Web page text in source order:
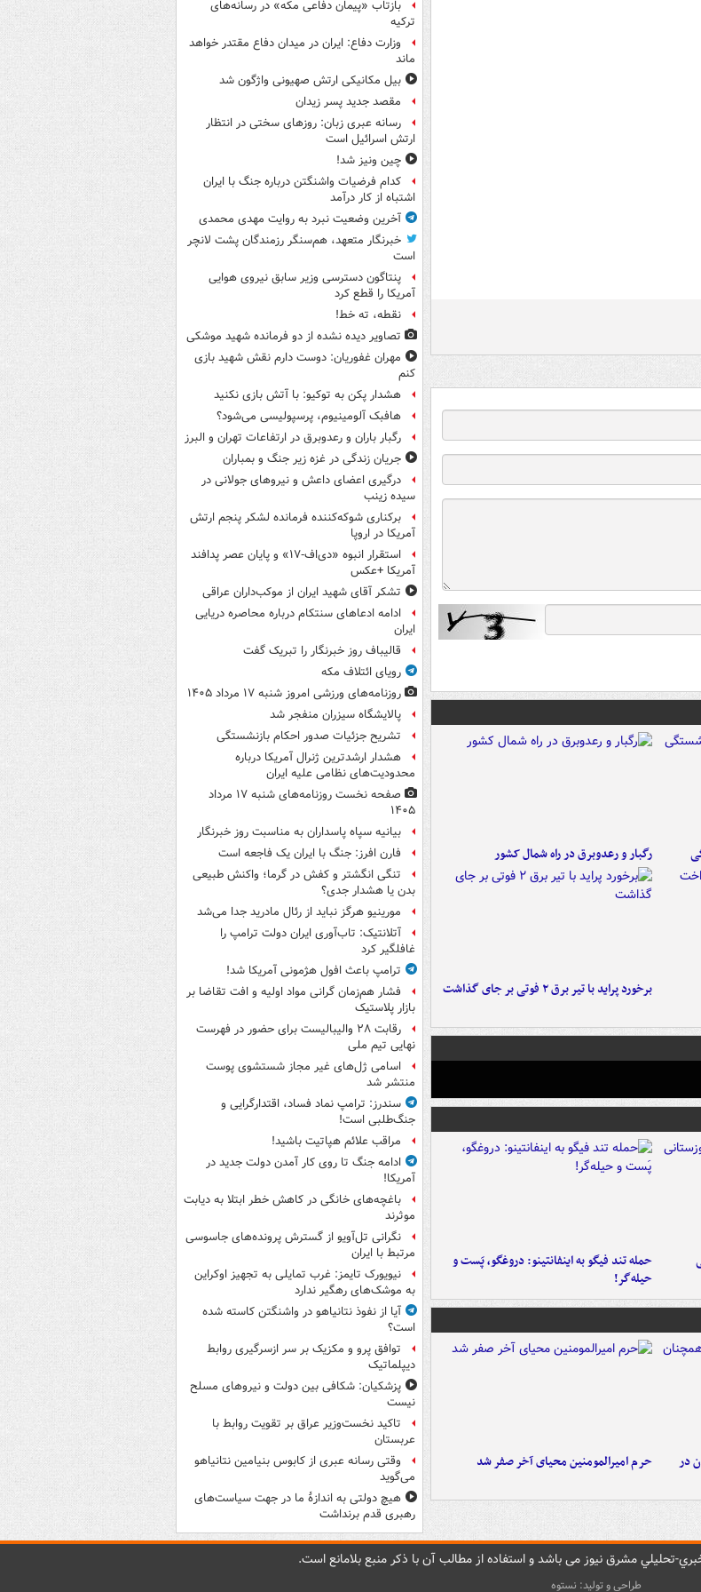
رگبار و رعدوبرق در راه شمال کشور
برخورد پراید با تیر برق ۲ فوتی بر جای گذاشت
حمله تند فیگو به اینفانتینو: دروغگو، پَست‌ و
حیله‌گر!
در
حرم امیرالمومنین محیای آخر صفر شد
بازتاب «پیمان دفاعی مکه» در رسانه‌های
ترکیه
وزارت دفاع: ایران در میدان دفاع مقتدر خواهد
ماند
بیل مکانیکی ارتش صهیونی واژگون شد
مقصد جدید پسر زیدان
رسانه عبری زبان: روزهای سختی در انتظار
ارتش اسرائیل است
چین ونیز شد!
کدام فرضیات واشنگتن درباره جنگ با ایران
اشتباه از کار درآمد
آخرین وضعیت نبرد به روایت مهدی محمدی
خبرنگار متعهد، هم‌سنگر رزمندگان پشت لانچر
است
پنتاگون دسترسی وزیر سابق نیروی هوایی
آمریکا را قطع کرد
نقطه، ته خط!
تصاویر دیده‌ نشده از دو فرمانده شهید موشکی
مهران غفوریان: دوست دارم نقش شهید بازی
کنم
هشدار پکن به توکیو: با آتش بازی نکنید
هافبک آلومینیوم، پرسپولیسی می‌شود؟
رگبار باران و رعدوبرق در ارتفاعات تهران و البرز
جریان زندگی در غزه زیر جنگ و بمباران
درگیری اعضای داعش و نیروهای جولانی در
سیده زینب
برکناری شوکه‌کننده فرمانده لشکر پنجم ارتش
آمریکا در اروپا
استقرار انبوه «دی‌اف‑۱۷» و پایان عصر پدافند
آمریکا +عکس
تشکر آقای شهید ایران از موکب‌داران عراقی
ادامه ادعاهای سنتکام درباره محاصره دریایی
ایران
قالیباف روز خبرنگار را تبریک گفت
رویای ائتلاف مکه
روزنامه‌های ورزشی امروز ‌شنبه ۱۷ مرداد ۱۴۰۵
پالایشگاه سیزران منفجر شد
تشریح جزئیات صدور احکام بازنشستگی
هشدار ارشدترین ژنرال آمریکا درباره
محدودیت‌های نظامی علیه ایران
صفحه نخست روزنامه‌های شنبه ۱۷ مرداد
۱۴۰۵
بیانیه سپاه پاسداران به مناسبت روز خبرنگار
فارن افرز: جنگ با ایران یک فاجعه است
تنگی انگشتر و کفش در گرما؛ واکنش طبیعی
بدن یا هشدار جدی؟
مورینیو هرگز نباید از رئال مادرید جدا می‌شد
آتلانتیک: تاب‌آوری ایران دولت ترامپ را
غافلگیر کرد
ترامپ باعث افول هژمونی آمریکا شد!
فشار هم‌زمان گرانی مواد اولیه و افت تقاضا بر
بازار پلاستیک
رقابت ۲۸ والیبالیست برای حضور در فهرست
نهایی تیم ملی
اسامی ژل‌های غیر مجاز شستشوی پوست
منتشر شد
سندرز: ترامپ نماد فساد، اقتدارگرایی و
جنگ‌طلبی است!
مراقب علائم هپاتیت باشید!
ادامه جنگ تا روی کار آمدن دولت جدید در
آمریکا!
باغچه‌های خانگی در کاهش خطر ابتلا به دیابت
موثرند
نگرانی تل‌آویو از گسترش پرونده‌های جاسوسی
مرتبط با ایران
نیویورک تایمز: غرب تمایلی به تجهیز اوکراین
به موشک‌های رهگیر ندارد
آیا از نفوذ نتانیاهو در واشنگتن کاسته شده
است؟
توافق پرو و مکزیک بر سر ازسرگیری روابط
دیپلماتیک
پزشکیان: شکافی بین دولت و نیروهای مسلح
نیست
تاکید نخست‌وزیر عراق بر تقویت روابط با
عربستان
وقتی رسانه عبری از کابوس بنیامین نتانیاهو
می‌گوید
هیچ دولتی به اندازۀ ما در جهت سیاست‌های
رهبری قدم برنداشت
تحليلي مشرق نيوز می باشد و استفاده از مطالب آن با ذکر منبع بلامانع است.
طراحی و تولید: نستوه